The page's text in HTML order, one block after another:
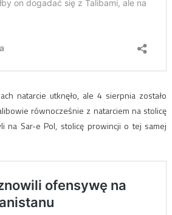
natarcie utknęło, ale 4 sierpnia zostało
równocześnie z natarciem na stolicę
na Sar-e Pol, stolicę prowincji o tej samej